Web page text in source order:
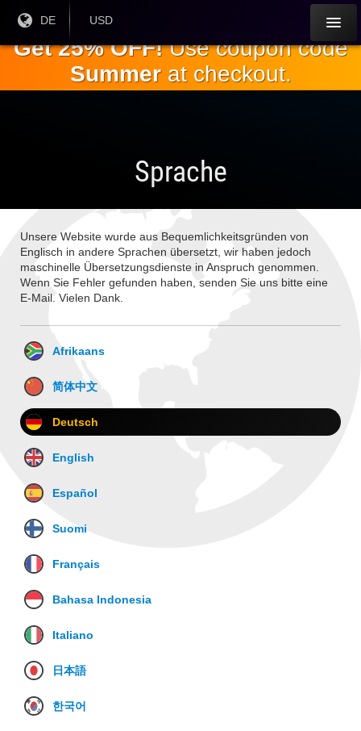
Hauptinhalt
Aktuelle
Sprache:
DE
Aktuelle
USD
Get 25% OFF!Use coupon code
Summerat checkout.
Sprache
Unsere Website wurde aus Bequemlichkeitsgründen von
Englisch in andere Sprachen übersetzt, wir haben jedoch
maschinelle Übersetzungsdienste in Anspruch genommen.
Wenn Sie Fehler gefunden haben, senden Sie uns bitte eine
E-Mail. Vielen Dank.
Afrikaans
简体中文
Deutsch
English
Español
Suomi
Français
Bahasa Indonesia
Italiano
日本語
한국어